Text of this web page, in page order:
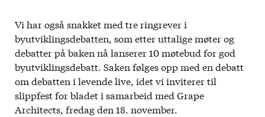
Vi har også snakket med tre ringrever i
byutviklingsdebatten, som etter uttalige møter og
debatter på baken nå lanserer 10 møtebud for god
byutviklingsdebatt. Saken følges opp med en debatt
om debatten i levende live, idet vi inviterer til
slippfest for bladet i samarbeid med Grape
Architects, fredag den 18. november.